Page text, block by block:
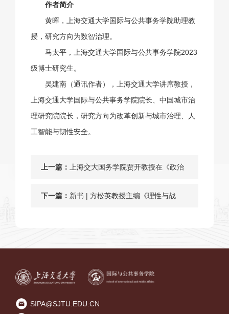
作者简介
黄晖，上海交通大学国际与公共事务学院助理教
授，研究方向为数智治理。
马太平，上海交通大学国际与公共事务学院2023
级博士研究生。
吴建南（通讯作者），上海交通大学讲席教授，
上海交通大学国际与公共事务学院院长、中国城市治
理研究院院长，研究方向为改革创新与城市治理、人
工智能与韧性安全。
上一篇： 上海交大国务学院贾开教授在《政治
学研究》发表论文
下一篇： 新书 | 方松英教授主编《理性与战
SIPA@SJTU.EDU.CN